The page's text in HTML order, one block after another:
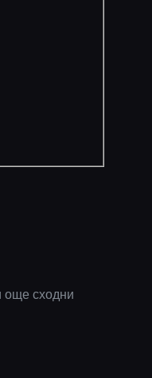
още сходни